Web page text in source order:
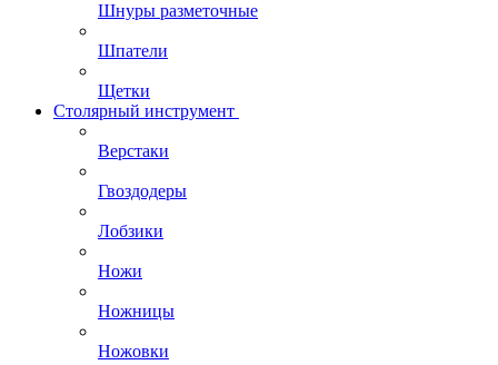
Шнуры разметочные
Шпатели
Щетки
Столярный инструмент
Верстаки
Гвоздодеры
Лобзики
Ножи
Ножницы
Ножовки